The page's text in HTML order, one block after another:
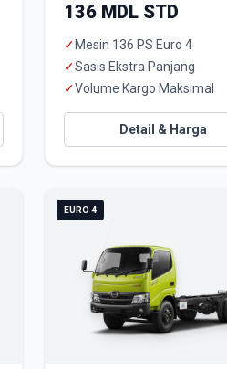
136 MDL STD
✓ Mesin 136 PS Euro 4
✓Sasis Ekstra Panjang
✓Volume Kargo Maksimal
Detail & Harga
EURO 4